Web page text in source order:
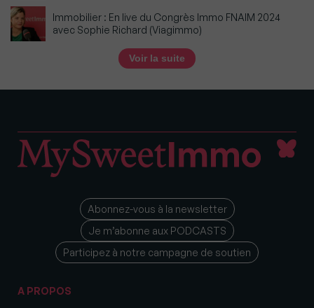
Immobilier : En live du Congrès Immo FNAIM 2024
avec Sophie Richard (Viagimmo)
Voir la suite
Abonnez-vous à la newsletter
Je m’abonne aux PODCASTS
Participez à notre campagne de soutien
A PROPOS